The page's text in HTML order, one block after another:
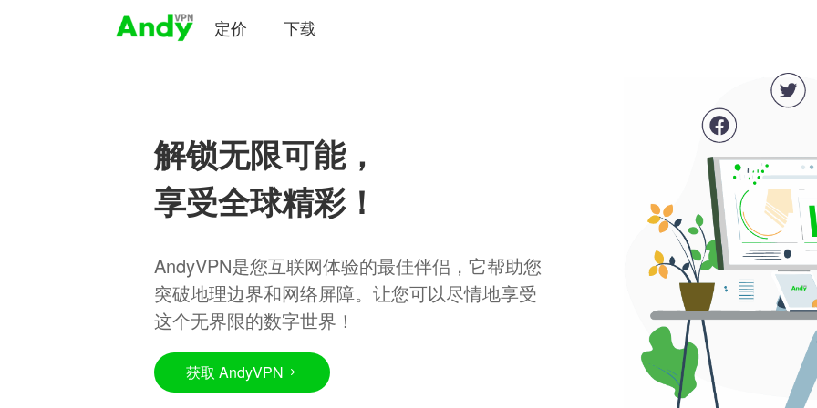
定价 下载
解锁无限可能，
享受全球精彩！
AndyVPN是您互联网体验的最佳伴侣，它帮助您
突破地理边界和网络屏障。让您可以尽情地享受
这个无界限的数字世界！
获取 AndyVPN